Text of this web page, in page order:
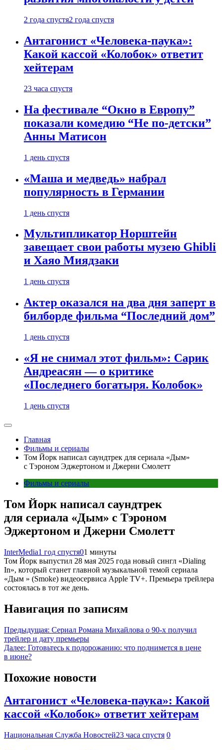
2 года спустя2 года спустя
Антагонист «Человека-паука»:
Какой кассой «Колобок» ответит
хейтерам
23 часа спустя
На фестивале “Окно в Европу”
показали комедию “Не по-детски”
Анны Матисон
1 день спустя
«Маша и медведь» набрал
популярность в Германии
1 день спустя
Мультипликатор Норштейн
завещает свои работы музею Ghibli
и Хаяо Миядзаки
1 день спустя
Актер оказался на два дня заперт в
билборде фильма “Последний дом”
1 день спустя
«Я не снимал этот фильм»: Сарик
Андреасян — о критике
«Последнего богатыря. Колобок»
1 день спустя
Главная
Фильмы и сериалы
Том Йорк написал саундтрек для сериала «Дым»
с Тэроном Эджертоном и Джерни Смолетт
Фильмы и сериалы
Том Йорк написал саундтрек
для сериала «Дым» с Тэроном
Эджертоном и Джерни Смолетт
InterMedia1 год спустя01 минуты
Том Йорк выпустил 28 мая 2025 года новый сингл «Dialing
In», который станет главной музыкальной темой сериала
«Дым » (Smoke) видеосервиса Apple TV+. Премьера трейлера
состоялась в тот же день.
Навигация по записям
Предыдущая: Сериал Романа Михайлова о 90-х получил
трейлер и дату премьеры
Далее: Готовьтесь к подорожанию: что поднимется в цене
в июне?
Похожие новости
Антагонист «Человека-паука»: Какой
кассой «Колобок» ответит хейтерам
Национальная Служба Новостей23 часа спустя 0